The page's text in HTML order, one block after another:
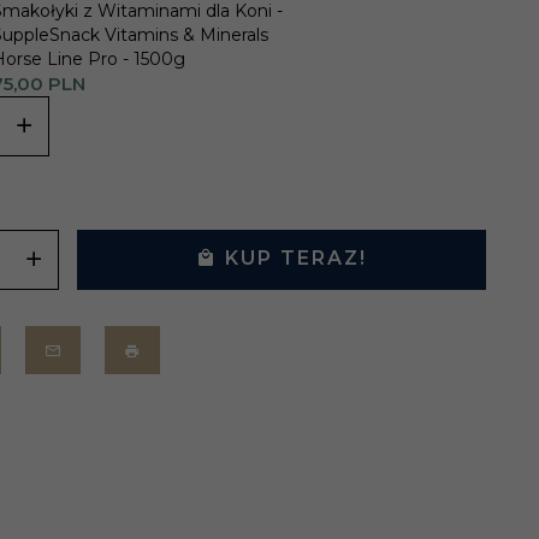
z Witaminami dla Koni -
Vitamins & Minerals
Line Pro - 1500g
00 PLN
KUP TERAZ!